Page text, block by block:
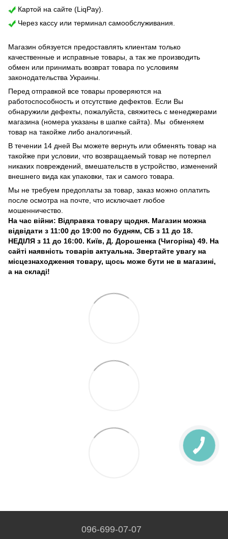
Картой на сайте (LiqPay).
Через кассу или терминал самообслуживания.
Магазин обязуется предоставлять клиентам только
качественные и исправные товары, а так же производить
обмен или принимать возврат товара по условиям
законодательства Украины.
Перед отправкой все товары проверяются на
работоспособность и отсутствие дефектов. Если Вы
обнаружили дефекты, пожалуйста, свяжитесь с менеджерами
магазина (номера указаны в шапке сайта). Мы обменяем
товар на такойже либо аналогичный.
В течении 14 дней Вы можете вернуть или обменять товар на
такойже при условии, что возвращаемый товар не потерпел
никаких повреждений, вмешательств в устройство, изменений
внешнего вида как упаковки, так и самого товара.
Мы не требуем предоплаты за товар, заказ можно оплатить
после осмотра на почте, что исключает любое
мошенничество.
На час війни: Відправка товару щодня. Магазин можна
відвідати з 11:00 до 19:00 по будням, СБ з 11 до 18.
НЕДІЛЯ з 11 до 16:00. Київ, Д. Дорошенка (Чигоріна) 49. На
сайті наявність товарів актуальна. Звертайте увагу на
місцезнаходження товару, щось може бути не в магазині,
а на складі!
096-699-07-07